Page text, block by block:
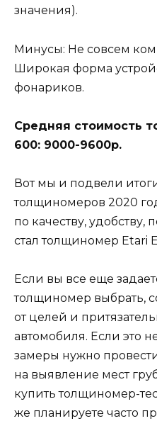
значения).
Минусы: Не совсем
Широкая форма
фонариков.
Средняя стоимость
600: 9000-9600р.
Вот мы и подвели
толщиномеров 2020
по качеству, удобству,
стал толщиномер Etari
Если вы все еще
толщиномер выбрать,
от целей и
автомобиля. Если это
замеры нужно
на выявление мест
купить толщиномер-
же планируете часто